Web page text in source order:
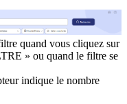
quand vous cliquez sur
» ou quand le filtre se
indique le nombre